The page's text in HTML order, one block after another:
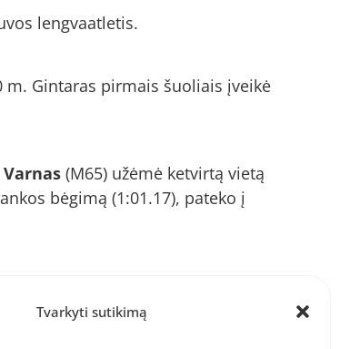
Tvarkyti sutikimą
lengvaatletis.
m. Gintaras pirmais šuoliais įveikė
(M65) užėmė ketvirtą vietą
bėgimą (1:01.17), pateko į